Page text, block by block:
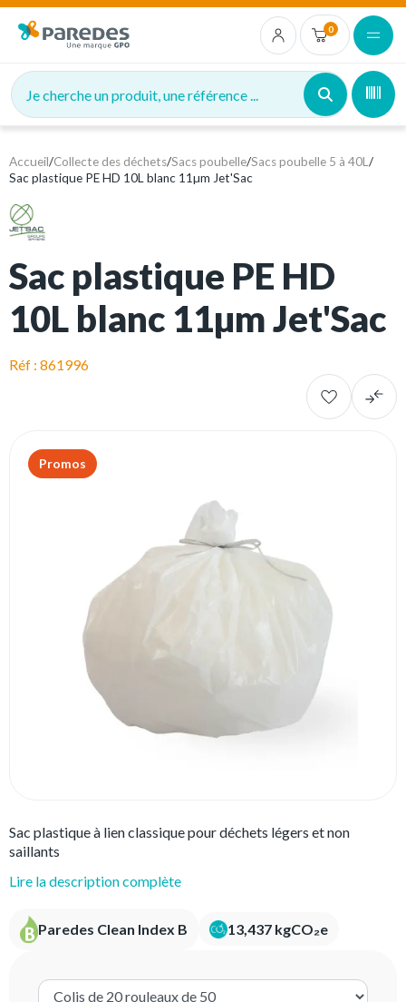
0
Je cherche un produit, une référence ...
Accueil/Collecte des déchets/Sacs poubelle/Sacs poubelle 5 à 40L /
Sac plastique PE HD 10L blanc 11µm Jet'Sac
Sac plastique PE HD
10L blanc 11µm Jet'Sac
Réf : 861996
Promos
Sac plastique à lien classique pour déchets légers et non
saillants
Lire la description complète
Paredes Clean Index B 13,437 kgCO₂e